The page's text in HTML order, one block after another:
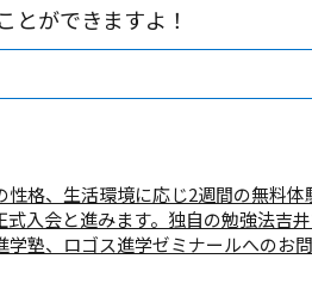
とができますよ！
性格、生活環境に応じ2週間の無料
入会と進みます。独自の勉強法吉
塾、ロゴス進学ゼミナールへのお